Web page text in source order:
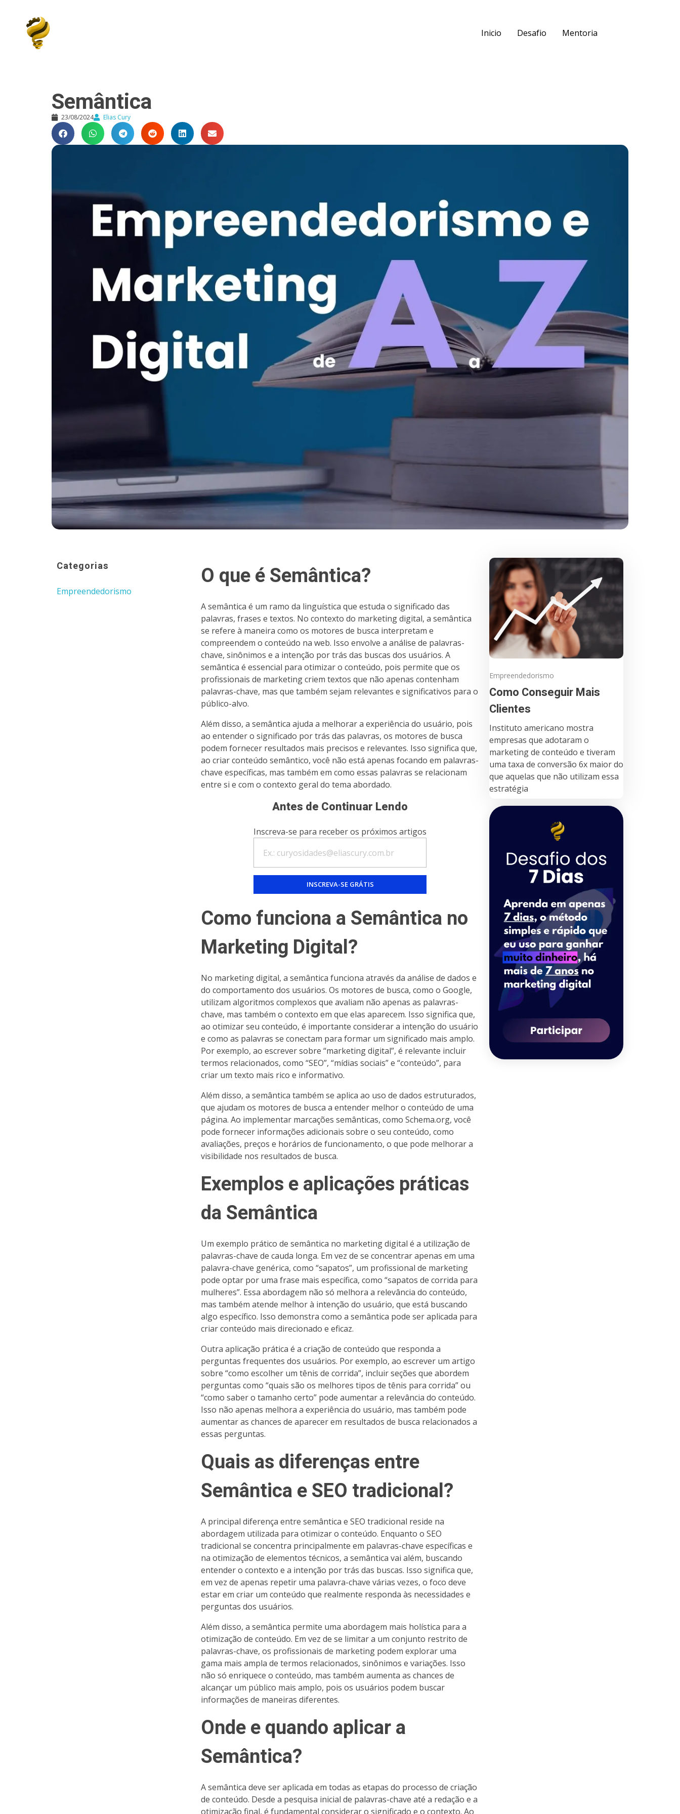
Inicio Desafio Mentoria
Semântica
23/08/2024 Elias Cury
Categorias
Empreendedorismo
O que é Semântica?
A semântica é um ramo da linguística que estuda o significado das
palavras, frases e textos. No contexto do marketing digital, a semântica
se refere à maneira como os motores de busca interpretam e
compreendem o conteúdo na web. Isso envolve a análise de palavras-
chave, sinônimos e a intenção por trás das buscas dos usuários. A
semântica é essencial para otimizar o conteúdo, pois permite que os
profissionais de marketing criem textos que não apenas contenham
palavras-chave, mas que também sejam relevantes e significativos para o
público-alvo.
Além disso, a semântica ajuda a melhorar a experiência do usuário, pois
ao entender o significado por trás das palavras, os motores de busca
podem fornecer resultados mais precisos e relevantes. Isso significa que,
ao criar conteúdo semântico, você não está apenas focando em palavras-
chave específicas, mas também em como essas palavras se relacionam
entre si e com o contexto geral do tema abordado.
Antes de Continuar Lendo
Inscreva-se para receber os próximos artigos
Como funciona a Semântica no
Marketing Digital?
No marketing digital, a semântica funciona através da análise de dados e
do comportamento dos usuários. Os motores de busca, como o Google,
utilizam algoritmos complexos que avaliam não apenas as palavras-
chave, mas também o contexto em que elas aparecem. Isso significa que,
ao otimizar seu conteúdo, é importante considerar a intenção do usuário
e como as palavras se conectam para formar um significado mais amplo.
Por exemplo, ao escrever sobre “marketing digital”, é relevante incluir
termos relacionados, como “SEO”, “mídias sociais” e “conteúdo”, para
criar um texto mais rico e informativo.
Além disso, a semântica também se aplica ao uso de dados estruturados,
que ajudam os motores de busca a entender melhor o conteúdo de uma
página. Ao implementar marcações semânticas, como Schema.org, você
pode fornecer informações adicionais sobre o seu conteúdo, como
avaliações, preços e horários de funcionamento, o que pode melhorar a
visibilidade nos resultados de busca.
Exemplos e aplicações práticas
da Semântica
Um exemplo prático de semântica no marketing digital é a utilização de
palavras-chave de cauda longa. Em vez de se concentrar apenas em uma
palavra-chave genérica, como “sapatos”, um profissional de marketing
pode optar por uma frase mais específica, como “sapatos de corrida para
mulheres”. Essa abordagem não só melhora a relevância do conteúdo,
mas também atende melhor à intenção do usuário, que está buscando
algo específico. Isso demonstra como a semântica pode ser aplicada para
criar conteúdo mais direcionado e eficaz.
Outra aplicação prática é a criação de conteúdo que responda a
perguntas frequentes dos usuários. Por exemplo, ao escrever um artigo
sobre “como escolher um tênis de corrida”, incluir seções que abordem
perguntas como “quais são os melhores tipos de tênis para corrida” ou
“como saber o tamanho certo” pode aumentar a relevância do conteúdo.
Isso não apenas melhora a experiência do usuário, mas também pode
aumentar as chances de aparecer em resultados de busca relacionados a
essas perguntas.
Quais as diferenças entre
Semântica e SEO tradicional?
A principal diferença entre semântica e SEO tradicional reside na
abordagem utilizada para otimizar o conteúdo. Enquanto o SEO
tradicional se concentra principalmente em palavras-chave específicas e
na otimização de elementos técnicos, a semântica vai além, buscando
entender o contexto e a intenção por trás das buscas. Isso significa que,
em vez de apenas repetir uma palavra-chave várias vezes, o foco deve
estar em criar um conteúdo que realmente responda às necessidades e
perguntas dos usuários.
Além disso, a semântica permite uma abordagem mais holística para a
otimização de conteúdo. Em vez de se limitar a um conjunto restrito de
palavras-chave, os profissionais de marketing podem explorar uma
gama mais ampla de termos relacionados, sinônimos e variações. Isso
não só enriquece o conteúdo, mas também aumenta as chances de
alcançar um público mais amplo, pois os usuários podem buscar
informações de maneiras diferentes.
Onde e quando aplicar a
Semântica?
A semântica deve ser aplicada em todas as etapas do processo de criação
de conteúdo. Desde a pesquisa inicial de palavras-chave até a redação e a
otimização final, é fundamental considerar o significado e o contexto. Ao
Empreendedorismo
Como Conseguir Mais
Clientes
Instituto americano mostra
empresas que adotaram o
marketing de conteúdo e tiveram
uma taxa de conversão 6x maior do
que aquelas que não utilizam essa
estratégia